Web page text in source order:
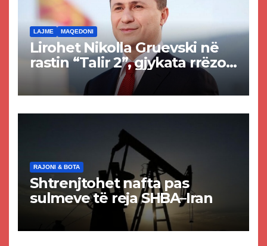
LAJME MAQEDONI
Lirohet Nikolla Gruevski në
rastin “Talir 2”, gjykata rrëzon
akuzat për ndërtimin e
paligjshëm të selisë së
RAJONI & BOTA
Shtrenjtohet nafta pas
sulmeve të reja SHBA–Iran